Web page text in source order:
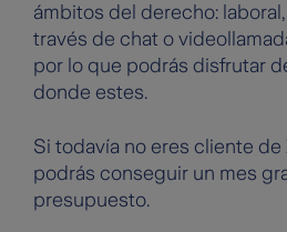
ámbitos del derecho:
través de chat o
por lo que podrás disfrutar
donde estes.
Si todavía no eres cliente
podrás conseguir un mes
presupuesto.